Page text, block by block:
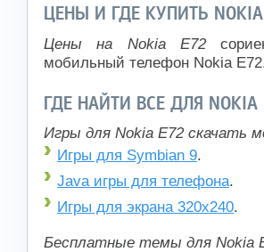
ЦЕНЫ И ГДЕ КУПИТЬ
Цены на Nokia E72
мобильный телефон Nokia
ГДЕ НАЙТИ ВСЕ ДЛЯ NOKIA
Игры для Nokia E72 скачать
Игры для Symbian 9.
Java игры для телефона.
Игры для экрана 320x240.
Бесплатные темы для Nokia